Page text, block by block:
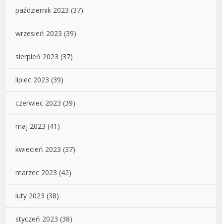
październik 2023 (37)
wrzesień 2023 (39)
sierpień 2023 (37)
lipiec 2023 (39)
czerwiec 2023 (39)
maj 2023 (41)
kwiecień 2023 (37)
marzec 2023 (42)
luty 2023 (38)
styczeń 2023 (38)